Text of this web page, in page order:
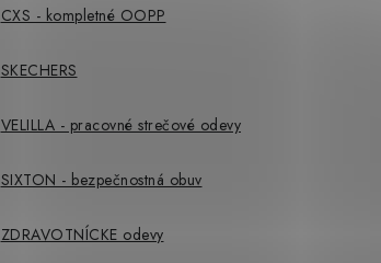
CXS - kompletné OOPP
SKECHERS
VELILLA - pracovné strečové odevy
SIXTON - bezpečnostná obuv
ZDRAVOTNÍCKE odevy